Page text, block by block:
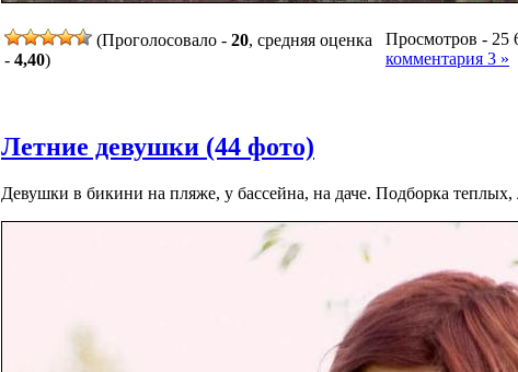
(Проголосовало - 20, средняя оценка
- 4,40)
Просмотров - 25
комментария 3 »
Летние девушки (44 фото)
Девушки в бикини на пляже, у бассейна, на даче. Подборка